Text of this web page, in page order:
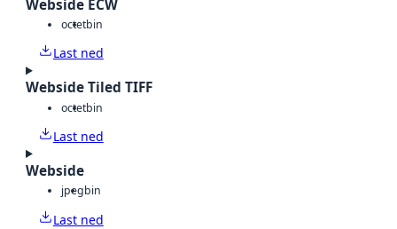
Webside ECW
octetbin
Last ned
Webside Tiled TIFF
octetbin
Last ned
Webside
jpegbin
Last ned